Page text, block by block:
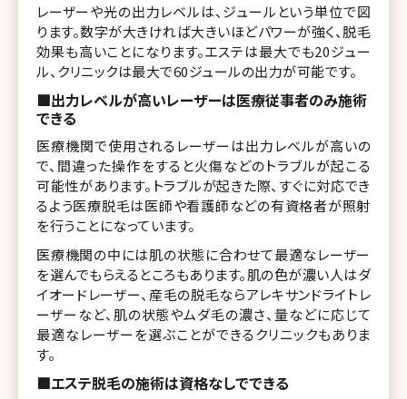
レーザーや光の出力レベルは、ジュールという単位で図
ります。数字が大きければ大きいほどパワーが強く、脱毛
効果も高いことになります。エステは最大でも20ジュー
ル、クリニックは最大で60ジュールの出力が可能です。
■出力レベルが高いレーザーは医療従事者のみ施術
できる
医療機関で使用されるレーザーは出力レベルが高いの
で、間違った操作をすると火傷などのトラブルが起こる
可能性があります。トラブルが起きた際、すぐに対応でき
るよう医療脱毛は医師や看護師などの有資格者が照射
を行うことになっています。
医療機関の中には肌の状態に合わせて最適なレーザー
を選んでもらえるところもあります。肌の色が濃い人はダ
イオードレーザー、産毛の脱毛ならアレキサンドライトレ
ーザーなど、肌の状態やムダ毛の濃さ、量などに応じて
最適なレーザーを選ぶことができるクリニックもありま
す。
■エステ脱毛の施術は資格なしでできる